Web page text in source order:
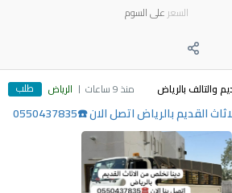
السعر على السوم
والتالف بالرياض منذ 9 ساعات الرياض طلب
القديم بالرياض اتصل الان ☎️0550437835